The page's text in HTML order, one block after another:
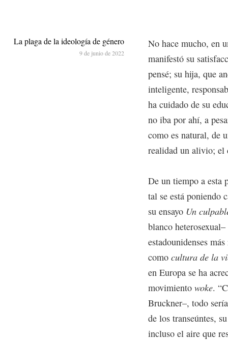
No hace mucho, en
manifestó su
pensé; su hija, que
inteligente,
ha cuidado de su
no iba por ahí, a
como es natural, de
realidad un alivio; el
De un tiempo a esta
tal se está poniendo
su ensayo Un
blanco
estadounidenses
como cultura de la
en Europa se ha
movimiento woke.
Bruckner–, todo
de los transeúntes,
incluso el aire que
La plaga de la ideología de género
9 de junio de 2022